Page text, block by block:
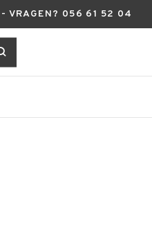
- VRAGEN? 056 61 52 04